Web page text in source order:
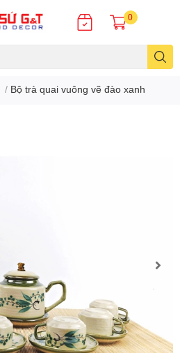
0
/ Bộ trà quai vuông vẽ đào xanh